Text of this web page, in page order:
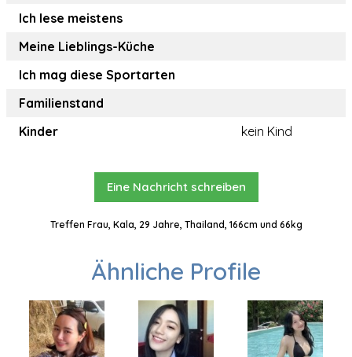
Ich lese meistens
Meine Lieblings-Küche
Ich mag diese Sportarten
Familienstand
Kinder
kein Kind
Eine Nachricht schreiben
Treffen Frau, Kala, 29 Jahre, Thailand, 166cm und 66kg
Ähnliche Profile